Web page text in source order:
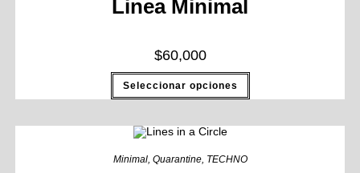
Linea Minimal
$60,000
Seleccionar opciones
Minimal, Quarantine, TECHNO